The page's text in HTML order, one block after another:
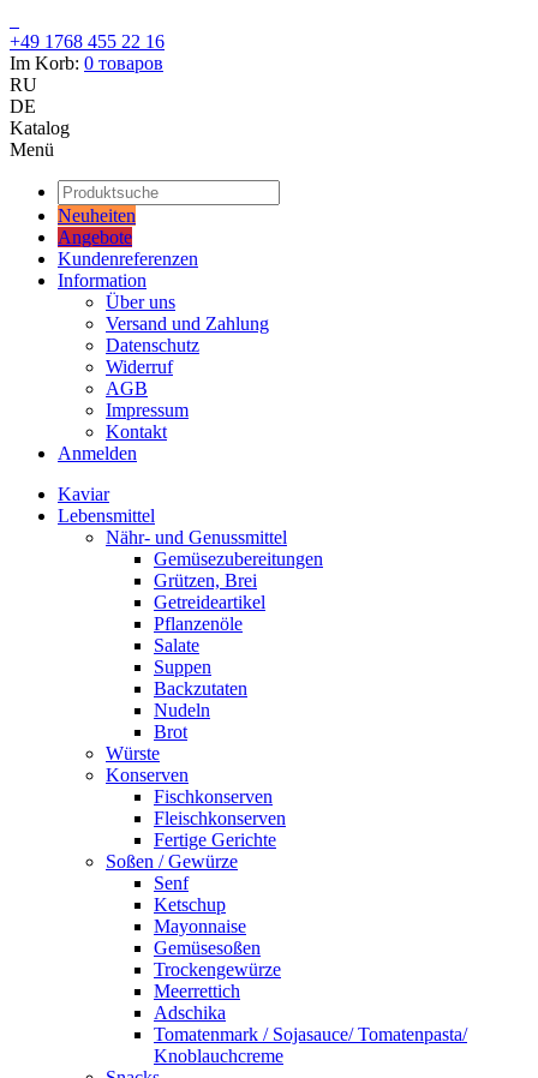
+49 1768 455 22 16
Im Korb: 0 товаров
RU
DE
Katalog
Menü
Neuheiten
Angebote
Kundenreferenzen
Information
Über uns
Versand und Zahlung
Datenschutz
Widerruf
AGB
Impressum
Kontakt
Anmelden
Kaviar
Lebensmittel
Nähr- und Genussmittel
Gemüsezubereitungen
Grützen, Brei
Getreideartikel
Pflanzenöle
Salate
Suppen
Backzutaten
Nudeln
Brot
Würste
Konserven
Fischkonserven
Fleischkonserven
Fertige Gerichte
Soßen / Gewürze
Senf
Ketschup
Mayonnaise
Gemüsesoßen
Trockengewürze
Meerrettich
Adschika
Tomatenmark / Sojasauce/ Tomatenpasta/
Knoblauchcreme